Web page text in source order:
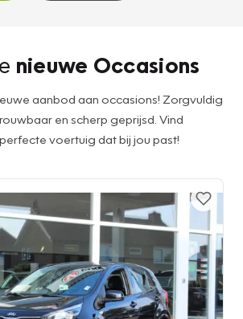
nieuwe Occasions
aanbod aan occasions! Zorgvuldig
en scherp geprijsd. Vind
voertuig dat bij jou past!